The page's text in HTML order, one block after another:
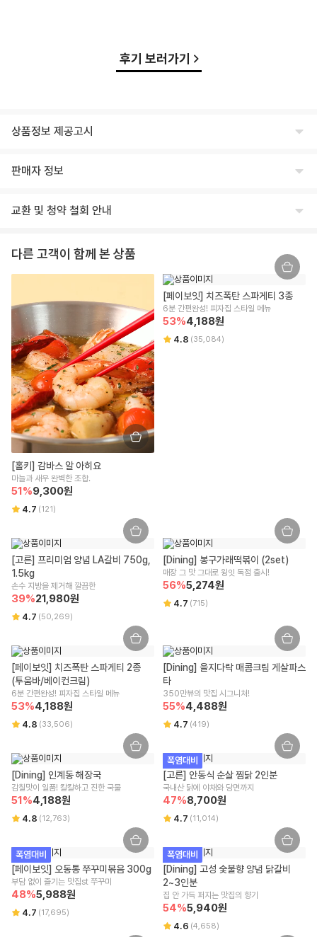
후기 보러가기
상품정보 제공고시
상세페이지 하단 상품고시 내 별도 표기
생산자 및 소재지(수입품의 경우 생산자, 수입자 및 제조국)
제조연월일, 유통기한 또는 소비기한
700g
원재료명 및 함량(농수산물의 원산지 표시에 관한 법률에 따른 원산지 표시 포
함)
상세페이지 하단 상품고시 내 별도 표기
영양성분(식품위생법에 따른 영양성분 표시대상 식품에 한함)
해당사항 없음
유전자변형식품에 해당하는 경우의 표시
해당사항 없음
영유아식 또는 체중조절식품 등에 해당하는 경우 표시광고사전심의필 유무 및
부작용 발생 가능성
해당사항 없음
수입식품에 해당하는 경우 "식품위생법에 따른 수입신고를 필함"의 문구
식품위생법에 따른 수입신고를 필함
소비자상담 관련 전화번호
윙잇 고객센터 : 1599-3108
상세페이지 하단 상품고시 내 별도 표기
판매자 정보
주식회사 윙잇
임승진
542-86-00304
본점 주소
(08378) 서울 구로구 디지털로 306 대륭포스트타워2차, 712호
통신판매업신고
2018-서울강남-03300
유통전문판매업 주소
서울특별시 강남구 테헤란로 423, 9층 9493호
전화번호
1599-3108
택배사
교환 및 청약 철회 안내
상품이 표시 광고 내용과 다를 경우, 받으신 날부터 3개월 이내 교환/환불
상품 불량/하자 등이 있을 경우, 문제를 확인할 수 있는 사진 촬영 후 고객
센터로 문의 부탁드립니다.
수령 즉시 확인할 수 있는 문제(누락/파손/냉해 등)은 상품 수령일로부터 7
일 이내 문의 시 도움을 드릴 수 있습니다.
교환/반품 불가 안내
신선/냉장/냉동식품은 단순 변심/주문 착오로 인한 교환/반품 신청이 어렵
습니다.
상품 수령한 날로부터 7일 경과할 경우 단순 변심으로 인한 교환/반품 신
청이 어렵습니다.
잘못된 보관 방법이나 고객님의 부주의 등으로 인한 오염, 파손, 변질된 경
우 교환/반품 신청이 어렵습니다.
고객님의 사용 또는 일부 소비에 의해 상품의 가치가 훼손된 경우 교환/반
품 신청이 어렵습니다.
고객님이 상품 포장을 개봉하여 사용 또는 설치 완료되어 상품의 가치가
훼손된 경우 (단, 내용 확인을 위한 포장 개봉은 예외) 교환/반품 신청이 어
렵습니다.
시간 경과에 따라 상품 등의 가치가 현저히 감소하여 재판매가 불가능한
경우 교환/반품 신청이 어렵습니다.
구매한 상품의 구성품이 누락된 경우(세트 상품,초특가상품등 포함) 교
환/반품은 신청이 어렵습니다.
기타, 상품의 교환, 상품 결함 등의 보상은 소비자분쟁해결기준(공정거래
위원회 고시)에 의해 안내를 드립니다.
교환/반품 방법 안내
리빙/실온 상품에 한 해 받으신 날부터 7일 이내 교환/반품이 가능하며, 윙
잇 또는 위수탁 업체에 문의가 필요합니다.
사이즈/색상/옵션 등 단순 변심/주문 착오로 인한 교환/반품 비용은 고객
부담입니다.
단, 회수된 상품 상태에 따라 교환/반품 가능 여부가 달라질 수 있는 점 양
해 부탁드립니다.
구매 시 선택한 옵션과 수량 또는 프로모션 적용 여부에 따라 교환/반품 배
송비가 변경될 수 있습니다.
교환/반품(왕복) 배송비 : 8,000원
제주/도서산간 지역은 추가 운임이 발생할 수 있습니다.
주문/결제 취소 안내
주문 취소
주문 상태와 주문 마감 시간에 따라 취소 가능 여부가 달라지며, [배송준비
중] 상태에서는 상품 포장 및 출고 작업이 진행 중이므로 취소가 어려운 점
양해 부탁드립니다.
주문 후 부분 취소/옵션/수량 변경은 어려우며 전체 취소 후 재주문이 필요
합니다.
결제 승인 취소/환불
결제 승인 취소 시 주문 금액으로 환불이 진행되며, 3영업일 내 결제사에
반영됩니다.
사용하신 적립금과 쿠폰의 복원은 적용된 혜택 조건에 따라 상이할 수 있
다른 고객이 함께 본 상품
[홀키] 감바스 알 아히요
마늘과 새우 완벽한 조합.
51%9,300원
4.7 (121 )
[페이보잇] 치즈폭탄 스파게티 3종
6분 간편완성! 피자집 스타일 메뉴
53%4,188원
4.8 (35,084)
[고른] 프리미엄 양념 LA갈비 750g,
1.5kg
손수 지방을 제거해 깔끔한
39%21,980원
4.7 (50,269)
[Dining] 봉구가래떡볶이 (2set)
매장 그 맛 그대로 윙잇 독점 출시!
56%5,274원
4.7 (715)
[페이보잇] 치즈폭탄 스파게티 2종
(투움바/베이컨크림)
6분 간편완성! 피자집 스타일 메뉴
53%4,188원
4.8 (33,506)
[Dining] 을지다락 매콤크림 게살파스
타
350만뷰의 맛집 시그니처!
55%4,488원
4.7 (419)
[Dining] 인계동 해장국
감칠맛이 일품! 칼칼하고 진한 국물
51%4,188원
4.8 (12,763)
폭염대비
[고른] 안동식 순살 찜닭 2인분
국내산 닭에 야채와 당면까지
47%8,700원
4.7 (11,014)
폭염대비
[페이보잇] 오동통 쭈꾸미볶음 300g
부담 없이 즐기는 맛집st 쭈꾸미
48%5,988원
4.7 (17,695)
폭염대비
[Dining] 고성 숯불향 양념 닭갈비
2~3인분
집 안 가득 퍼지는 맛집의 향기
54%5,940원
4.6 (4,658)